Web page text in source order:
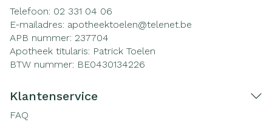
Telefoon: 02 331 04 06
E-mailadres: apotheektoelen@telenet.be
APB nummer: 237704
Apotheek titularis: Patrick Toelen
BTW nummer: BE0430134226
Klantenservice
FAQ